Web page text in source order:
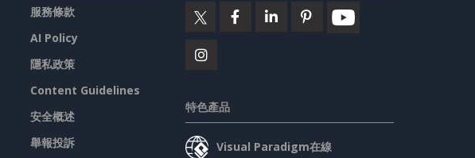
服務條款
AI Policy
隱私政策
Content Guidelines
安全概述
舉報投訴
特色產品
Visual Paradigm在線